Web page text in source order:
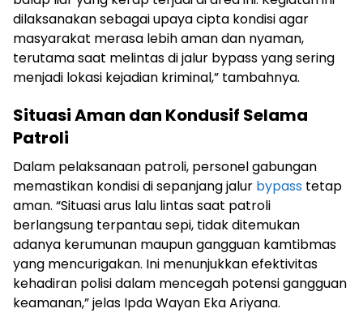
dilaksanakan sebagai upaya cipta kondisi agar
masyarakat merasa lebih aman dan nyaman,
terutama saat melintas di jalur bypass yang sering
menjadi lokasi kejadian kriminal,” tambahnya.
Situasi Aman dan Kondusif Selama
Patroli
Dalam pelaksanaan patroli, personel gabungan
memastikan kondisi di sepanjang jalur bypass tetap
aman. “Situasi arus lalu lintas saat patroli
berlangsung terpantau sepi, tidak ditemukan
adanya kerumunan maupun gangguan kamtibmas
yang mencurigakan. Ini menunjukkan efektivitas
kehadiran polisi dalam mencegah potensi gangguan
keamanan,” jelas Ipda Wayan Eka Ariyana.